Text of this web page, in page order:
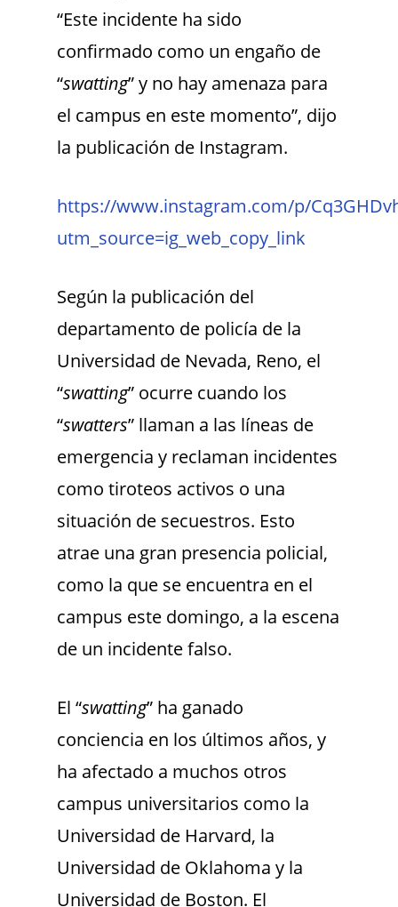
“Este incidente ha sido
confirmado como un engaño de
“swatting” y no hay amenaza para
el campus en este momento”, dijo
la publicación de Instagram.
https://www.instagram.com/p/
utm_source=ig_web_copy_link
Según la publicación del
departamento de policía de la
Universidad de Nevada, Reno, el
“swatting” ocurre cuando los
“swatters” llaman a las líneas de
emergencia y reclaman incidentes
como tiroteos activos o una
situación de secuestros. Esto
atrae una gran presencia policial,
como la que se encuentra en el
campus este domingo, a la escena
de un incidente falso.
El “swatting” ha ganado
conciencia en los últimos años, y
ha afectado a muchos otros
campus universitarios como la
Universidad de Harvard, la
Universidad de Oklahoma y la
Universidad de Boston. El